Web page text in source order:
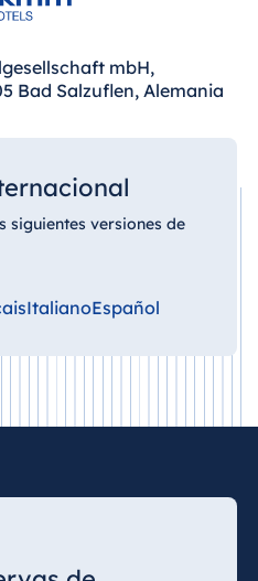
mbH,
Bad Salzuflen, Alemania
siguientes versiones de
ItalianoEspañol